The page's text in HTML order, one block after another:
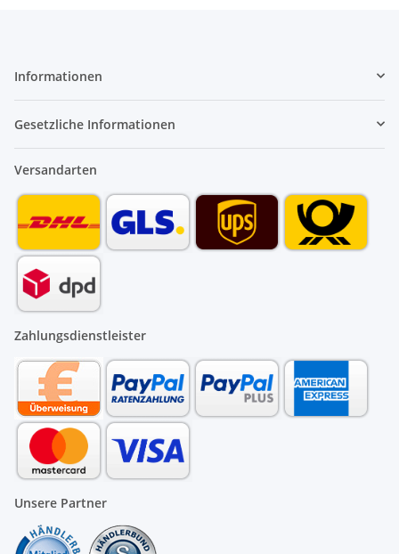
Informationen
Gesetzliche Informationen
Versandarten
Zahlungsdienstleister
Unsere Partner